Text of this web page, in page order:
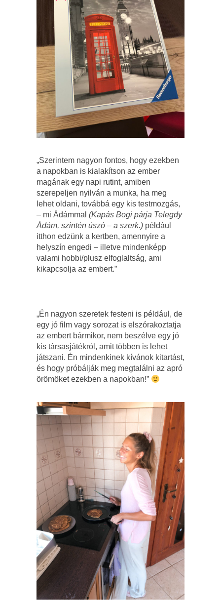
„Szerintem nagyon fontos, hogy ezekben
a napokban is kialakítson az ember
magának egy napi rutint, amiben
szerepeljen nyilván a munka, ha meg
lehet oldani, továbbá egy kis testmozgás,
– mi Ádámmal (Kapás Bogi párja Telegdy
Ádám, szintén úszó – a szerk.) például
itthon edzünk a kertben, amennyire a
helyszín engedi – illetve mindenképp
valami hobbi/plusz elfoglaltság, ami
kikapcsolja az embert.”
„Én nagyon szeretek festeni is például, de
egy jó film vagy sorozat is elszórakoztatja
az embert bármikor, nem beszélve egy jó
kis társasjátékról, amit többen is lehet
játszani. Én mindenkinek kívánok kitartást,
és hogy próbálják meg megtalálni az apró
örömöket ezekben a napokban!”